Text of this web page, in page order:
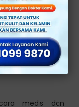
dokter
antara lain:
medis dan